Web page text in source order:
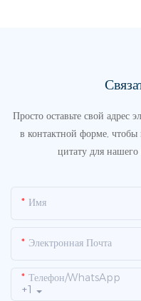
Просто оставьте свой адрес
в контактной форме,
цитату для
Имя
Электронная Почта
+1
Телефон/WhatsApp